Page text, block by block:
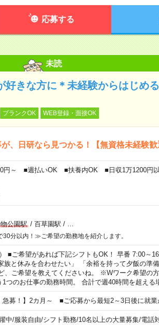
応募する
未読
好きな方に＊未経験からはじめ
ブランクOK WEB登録・面接OK
、日研なら見つかる！【無資格未経験歓
円～ ■週払いOK ■扶養内OK ■日収1万1200円
公園駅/ 百草園駅 /
分以内！≫ご希望の勤務地を紹介します。
■ご希望があれば下記シフトもOK！ 早番 7:00～
と休みを合わせたい」 「余裕を持って夕飯の準
、ご希望を教えてくださいね。 ※Wワーク希望の
つのお仕事の勤務時間。 合計で週40時間を超える
急募！】2カ月～ ■ご応募から最短2～3日後に就業
中/服装自由/シフト勤務/10名以上の大量募集/電話